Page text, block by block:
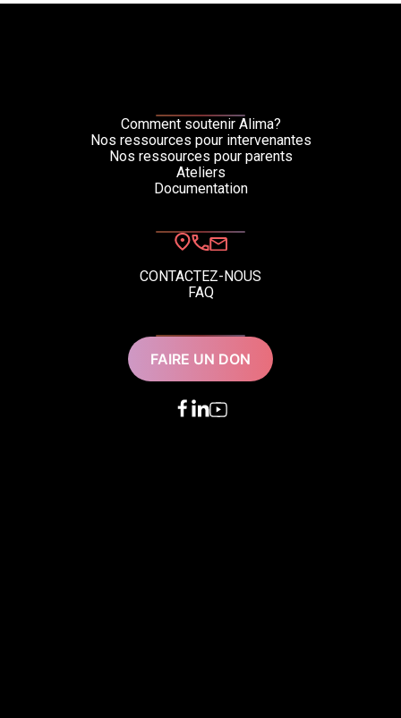
Comment soutenir Alima?
Nos ressources pour intervenantes
Nos ressources pour parents
Ateliers
Documentation
CONTACTEZ-NOUS
FAQ
FAIRE UN DON